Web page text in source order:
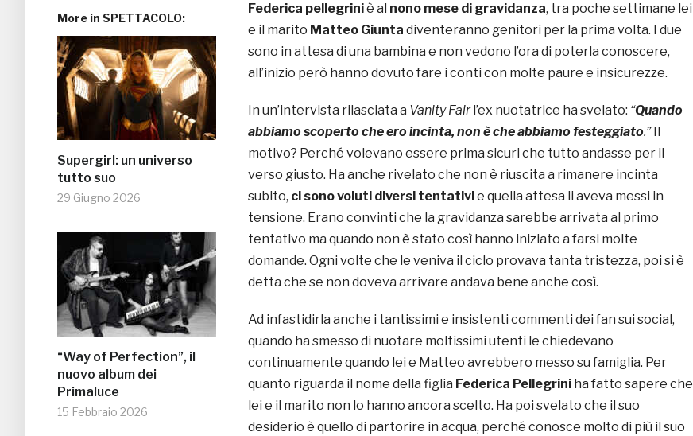
More in SPETTACOLO:
Supergirl: un universo
tutto suo
29 Giugno 2026
“Way of Perfection”, il
nuovo album dei
Primaluce
15 Febbraio 2026
Federica pellegriniè al nono mese di gravidanza, tra poche settimane lei
e il marito Matteo Giunta diventeranno genitori per la prima volta. I due
sono in attesa di una bambina e non vedono l’ora di poterla conoscere,
all’inizio però hanno dovuto fare i conti con molte paure e insicurezze.
In un’intervista rilasciata a Vanity Fairl’ex nuotatrice ha svelato: “Quando
abbiamo scoperto che ero incinta, non è che abbiamo festeggiato.”Il
motivo? Perché volevano essere prima sicuri che tutto andasse per il
verso giusto. Ha anche rivelato che non è riuscita a rimanere incinta
subito, ci sono voluti diversi tentativie quella attesa li aveva messi in
tensione. Erano convinti che la gravidanza sarebbe arrivata al primo
tentativo ma quando non è stato così hanno iniziato a farsi molte
domande. Ogni volte che le veniva il ciclo provava tanta tristezza, poi si è
detta che se non doveva arrivare andava bene anche così.
Ad infastidirla anche i tantissimi e insistenti commenti dei fan sui social,
quando ha smesso di nuotare moltissimi utenti le chiedevano
continuamente quando lei e Matteo avrebbero messo su famiglia. Per
quanto riguarda il nome della figlia Federica Pellegrini ha fatto sapere che
lei e il marito non lo hanno ancora scelto. Ha poi svelato che il suo
desiderio è quello di partorire in acqua, perché conosce molto di più il suo